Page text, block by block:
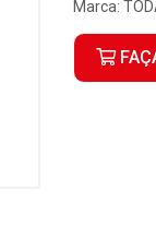
Marca: